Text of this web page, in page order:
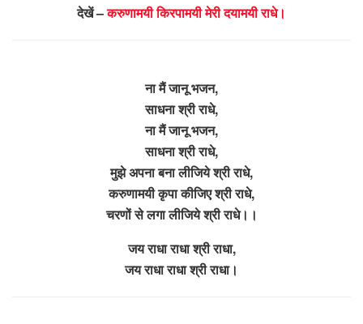
देखें –करुणामयी किरपामयी मेरी दयामयी राधे।
ना मैं जानू भजन,
साधना श्री राधे,
ना मैं जानू भजन,
साधना श्री राधे,
मुझे अपना बना लीजिये श्री राधे,
करुणामयी कृपा कीजिए श्री राधे,
चरणों से लगा लीजिये श्री राधे।।
जय राधा राधा श्री राधा,
जय राधा राधा श्री राधा।